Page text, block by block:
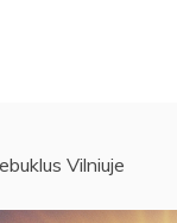
Vilniuje